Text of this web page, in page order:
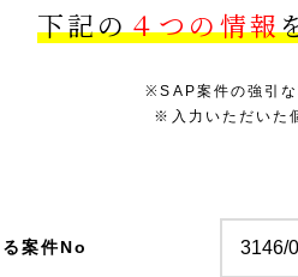
下記の４つの情報
※SAP案件の強引な
※入力いただいた
案件No